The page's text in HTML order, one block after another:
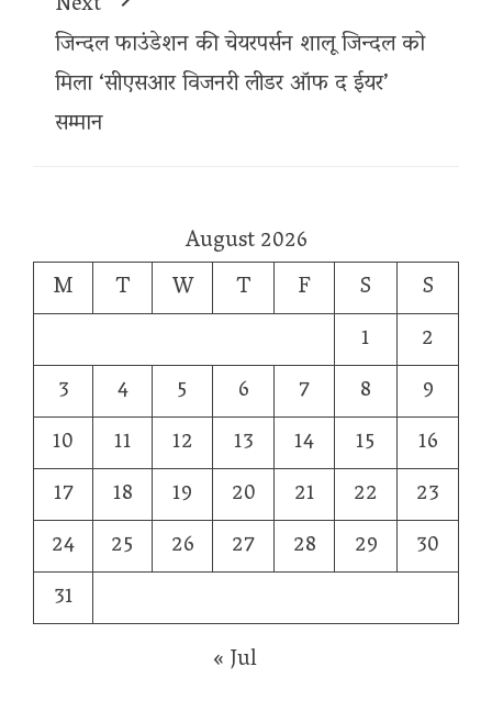
जिन्दल फाउंडेशन की चेयरपर्सन शालू जिन्दल को
मिला ‘सीएसआर विजनरी लीडर ऑफ द ईयर’
सम्मान
August 2026
M
T W T F S
S
1
2
3
4 5 6 7 8
9
10
11 12 13 14 15
16
17
18 19 20 21 22
23
24
25 26 27 28 29
30
31
« Jul